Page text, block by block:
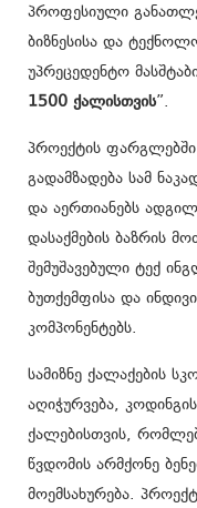
პროფესიული
ბიზნესისა და
უპრეცედენტო
1500 ქალისთვის”.
პროექტის ფარგლებში
გადამზადება სამ
და აერთიანებს
დასაქმების ბაზრის
შემუშავებული ტექ
ბუთქემფისა და
კომპონენტებს.
სამიზნე ქალაქების
აღიჭურვება,
ქალებისთვის,
წვდომის არმქონე
მოემსახურება.